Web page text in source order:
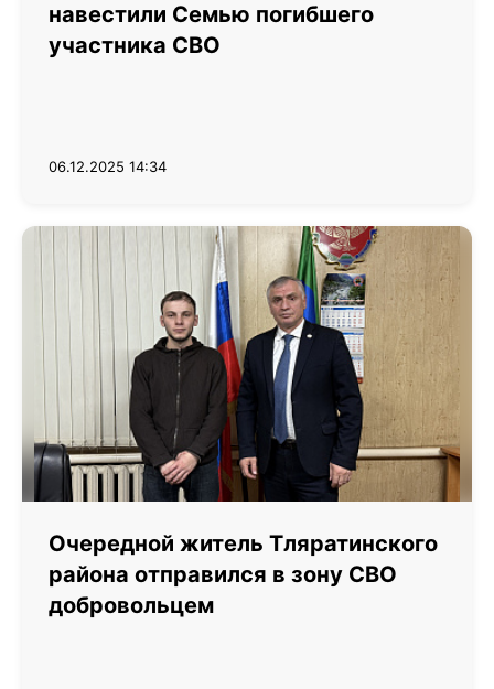
навестили Семью погибшего
участника СВО
06.12.2025 14:34
Очередной житель Тляратинского
района отправился в зону СВО
добровольцем